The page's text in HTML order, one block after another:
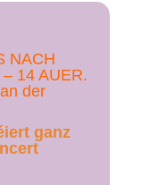
NACH
14 AUER.
der
ganz